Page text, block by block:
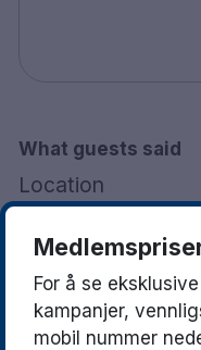
20 minutters
What guests said
Location
Facilities
Staff
For å se
kampanjer,
mobil nummer